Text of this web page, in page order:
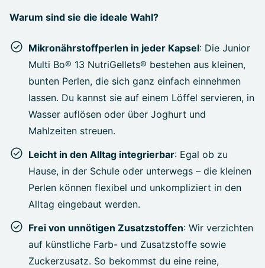
Warum sind sie die ideale Wahl?
Mikronährstoffperlen in jeder Kapsel: Die Junior
Multi Bo® 13 NutriGellets® bestehen aus kleinen,
bunten Perlen, die sich ganz einfach einnehmen
lassen. Du kannst sie auf einem Löffel servieren, in
Wasser auflösen oder über Joghurt und
Mahlzeiten streuen.
Leicht in den Alltag integrierbar: Egal ob zu
Hause, in der Schule oder unterwegs – die kleinen
Perlen können flexibel und unkompliziert in den
Alltag eingebaut werden.
Frei von unnötigen Zusatzstoffen: Wir verzichten
auf künstliche Farb- und Zusatzstoffe sowie
Zuckerzusatz. So bekommst du eine reine,